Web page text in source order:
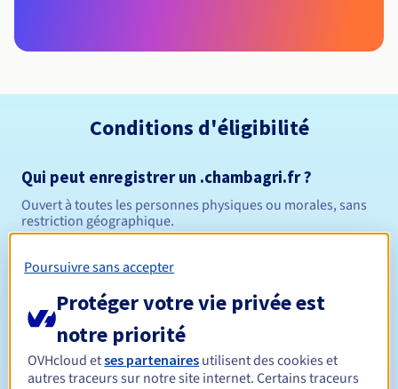
Conditions d'éligibilité
Qui peut enregistrer un .chambagri.fr ?
Ouvert à toutes les personnes physiques ou morales, sans
restriction géographique.
Règles de gestion et notifications
Durée de réservation
Durée de renouvellement 1 an
Poursuivre sans accepter
Protéger votre vie privée est
notre priorité
OVHcloud etses partenaires utilisent des cookies et
autres traceurs sur notre site internet. Certains traceurs